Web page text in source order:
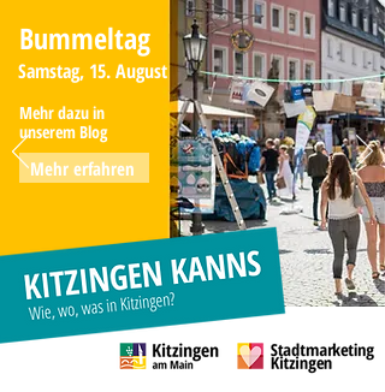
Bummeltag
Samstag, 15. August
Mehr dazu in
unserem Blog
Mehr erfahren